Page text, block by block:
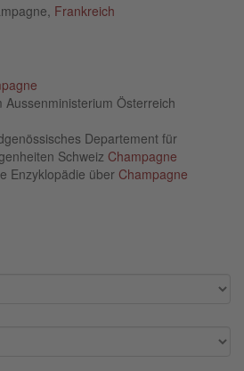
Frankreich
Aussenministerium Österreich
Departement für
Schweiz Champagne
Enzyklopädie über Champagne